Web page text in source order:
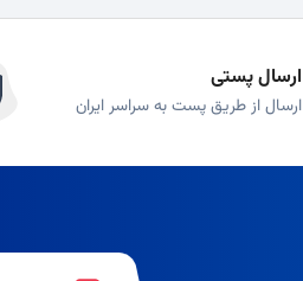
ارسال پستی
ارسال از طریق پست به سراسر ایران